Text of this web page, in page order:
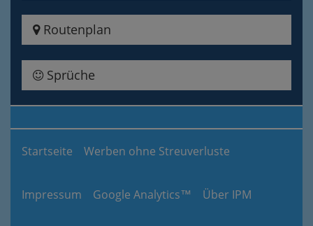
Routenplan
Sprüche
Startseite Werben ohne Streuverluste
Impressum Google Analytics™ Über IPM